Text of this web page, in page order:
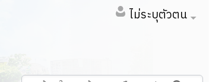
ไม่ระบุตัวตน